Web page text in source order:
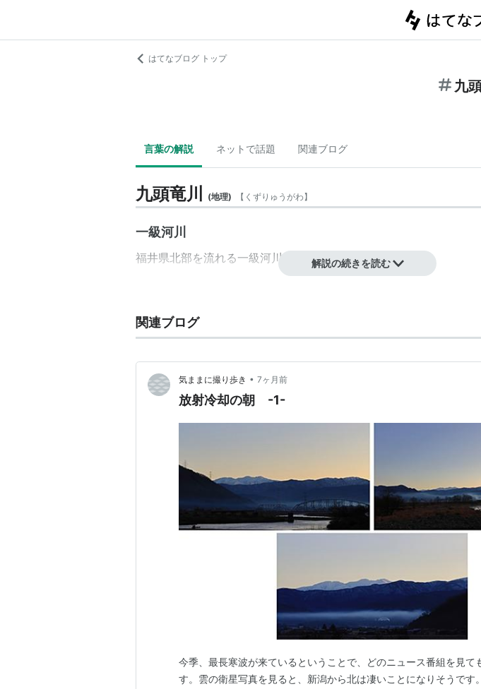
はてなブログ トップ
九
言葉の解説 ネットで話題 関連ブログ
九頭竜川 (地理) 【 くずりゅうがわ】
一級河川
福井県北部を流れる一級河川。主な支流に日野川がある。
解説の続きを読む
関連ブログ
気ままに撮り歩き • 7ヶ月前
放射冷却の朝 -1-
今季、最長寒波が来ているということで、どのニュース番組を見て
す。雲の衛星写真を見ると、新潟から北は凄いことになりそうです